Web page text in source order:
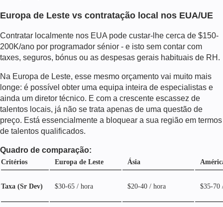
Europa de Leste vs contratação local nos EUA/UE
Contratar localmente nos EUA pode custar-lhe cerca de $150-
200K/ano por programador sénior - e isto sem contar com
taxes, seguros, bónus ou as despesas gerais habituais de RH.
Na Europa de Leste, esse mesmo orçamento vai muito mais
longe: é possível obter uma equipa inteira de especialistas e
ainda um diretor técnico. E com a crescente escassez de
talentos locais, já não se trata apenas de uma questão de
preço. Está essencialmente a bloquear a sua região em termos
de talentos qualificados.
Quadro de comparação:
Critérios Europa de Leste Ásia
Taxa (Sr Dev) $30-65 / hora $20-40 / hora $35-70